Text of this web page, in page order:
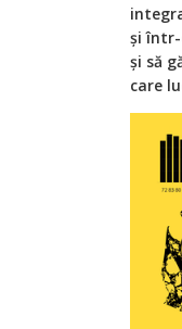
și
și să
care